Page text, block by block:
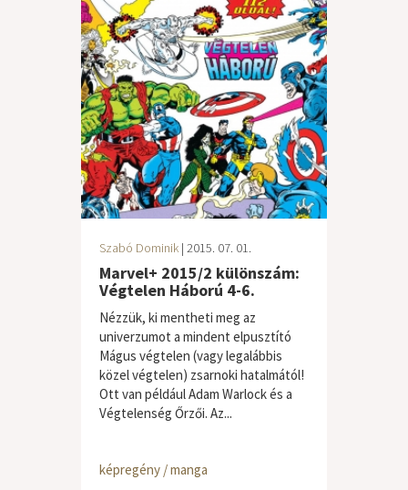
Szabó Dominik | 2015. 07. 01.
Marvel+ 2015/2 különszám:
Végtelen Háború 4-6.
Nézzük, ki mentheti meg az
univerzumot a mindent elpusztító
Mágus végtelen (vagy legalábbis
közel végtelen) zsarnoki hatalmától!
Ott van például Adam Warlock és a
Végtelenség Őrzői. Az...
képregény / manga